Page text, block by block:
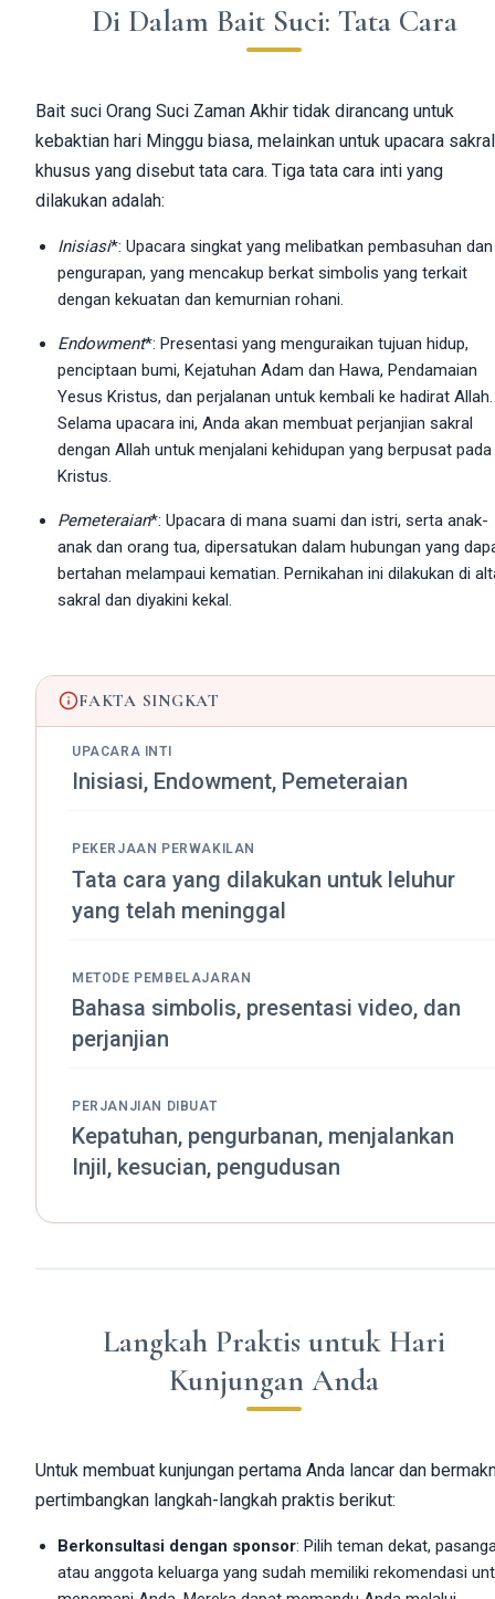
Di Dalam Bait Suci: Tata Cara
Bait suci Orang Suci Zaman Akhir tidak dirancang untuk
kebaktian hari Minggu biasa, melainkan untuk upacara sakral
khusus yang disebut tata cara. Tiga tata cara inti yang
dilakukan adalah:
Inisiasi*: Upacara singkat yang melibatkan pembasuhan dan
pengurapan, yang mencakup berkat simbolis yang terkait
dengan kekuatan dan kemurnian rohani.
Endowment*: Presentasi yang menguraikan tujuan hidup,
penciptaan bumi, Kejatuhan Adam dan Hawa, Pendamaian
Yesus Kristus, dan perjalanan untuk kembali ke hadirat Allah.
Selama upacara ini, Anda akan membuat perjanjian sakral
dengan Allah untuk menjalani kehidupan yang berpusat pada
Kristus.
Pemeteraian*: Upacara di mana suami dan istri, serta anak-
anak dan orang tua, dipersatukan dalam hubungan yang
bertahan melampaui kematian. Pernikahan ini dilakukan di
sakral dan diyakini kekal.
FAKTA SINGKAT
UPACARA INTI
Inisiasi, Endowment, Pemeteraian
PEKERJAAN PERWAKILAN
Tata cara yang dilakukan untuk leluhur
yang telah meninggal
METODE PEMBELAJARAN
Bahasa simbolis, presentasi video, dan
perjanjian
PERJANJIAN DIBUAT
Kepatuhan, pengurbanan, menjalankan
Injil, kesucian, pengudusan
Langkah Praktis untuk Hari
Kunjungan Anda
Untuk membuat kunjungan pertama Anda lancar dan
pertimbangkan langkah-langkah praktis berikut:
Berkonsultasi dengan sponsor: Pilih teman dekat,
atau anggota keluarga yang sudah memiliki rekomendasi